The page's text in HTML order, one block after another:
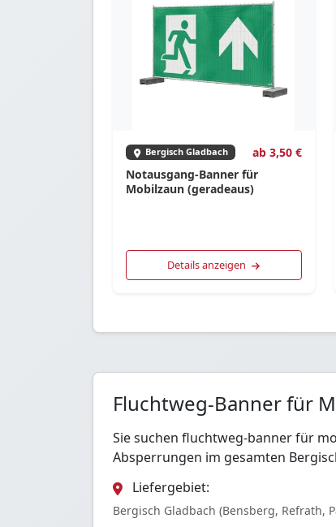
Bergisch Gladbach
ab 3,50 €
Notausgang-Banner für
Mobilzaun (geradeaus)
Details anzeigen
Fluchtweg-Banner für
Sie suchen fluchtweg-banner für
Absperrungen im gesamten
Liefergebiet:
Bergisch Gladbach (Bensberg, Refrath,